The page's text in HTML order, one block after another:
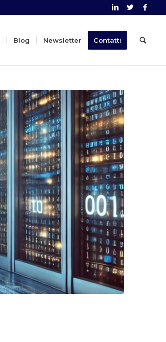
Blog Newsletter Contatti